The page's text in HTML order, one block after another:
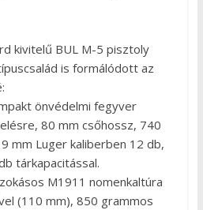
kivitelű BUL M-5 pisztoly
is formálódott az
önvédelmi fegyver
80 mm csőhossz, 740
mm Luger kaliberben 12 db,
tárkapacitással.
M1911 nomenkaltúra
(110 mm), 850 grammos